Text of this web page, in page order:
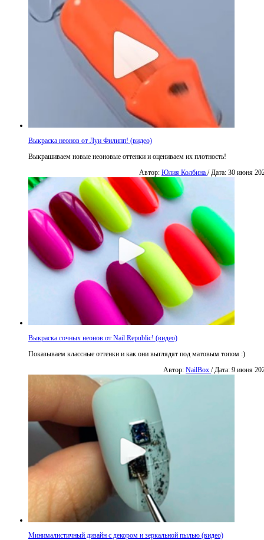
Выкраска неонов от Луи Филипп! (видео)
Выкрашиваем новые неоновые оттенки и оцениваем их плотность!
Автор: Юлия Колбина / Дата: 30 июня
Выкраска сочных неонов от Nail Republic! (видео)
Показываем классные оттенки и как они выглядят под матовым топом :)
Автор: NailBox / Дата: 9 июня
Минималистичный дизайн с декором и зеркальной пылью (видео)